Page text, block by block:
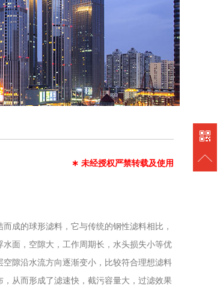
∗ 未经授权严禁转载及使用
成的球形滤料，它与传统的钢性滤料相比，
水面，空隙大，工作周期长，水头损失小等优
空隙沿水流方向逐渐变小，比较符合理想滤料
，从而形成了滤速快，截污容量大，过滤效果